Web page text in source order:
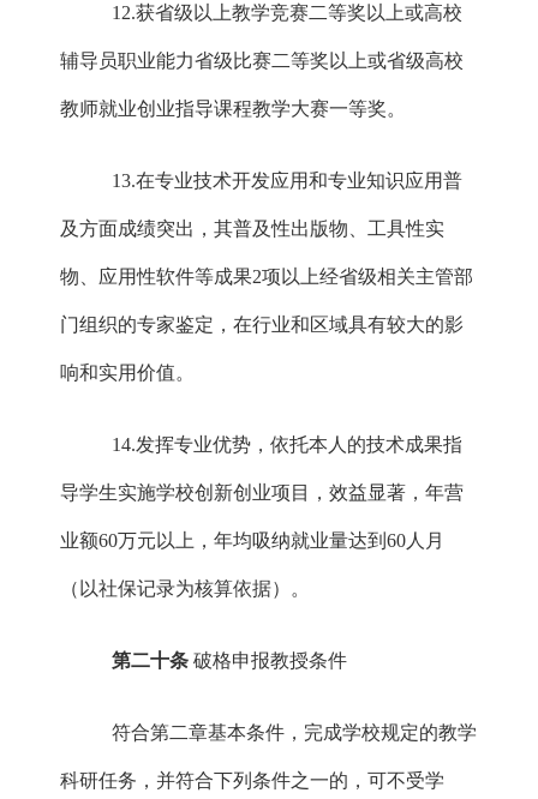
12.获省级以上教学竞赛二等奖以上或高校
辅导员职业能力省级比赛二等奖以上或省级高校
教师就业创业指导课程教学大赛一等奖。
13.在专业技术开发应用和专业知识应用普
及方面成绩突出，其普及性出版物、工具性实
物、应用性软件等成果2项以上经省级相关主管部
门组织的专家鉴定，在行业和区域具有较大的影
响和实用价值。
14.发挥专业优势，依托本人的技术成果指
导学生实施学校创新创业项目，效益显著，年营
业额60万元以上，年均吸纳就业量达到60人月
（以社保记录为核算依据）。
第二十条 破格申报教授条件
符合第二章基本条件，完成学校规定的教学
科研任务，并符合下列条件之一的，可不受学